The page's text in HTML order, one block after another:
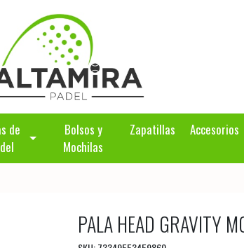
de
Bolsos y
Mochilas
Zapatillas Accesorios
PALA HEAD GRAVITY